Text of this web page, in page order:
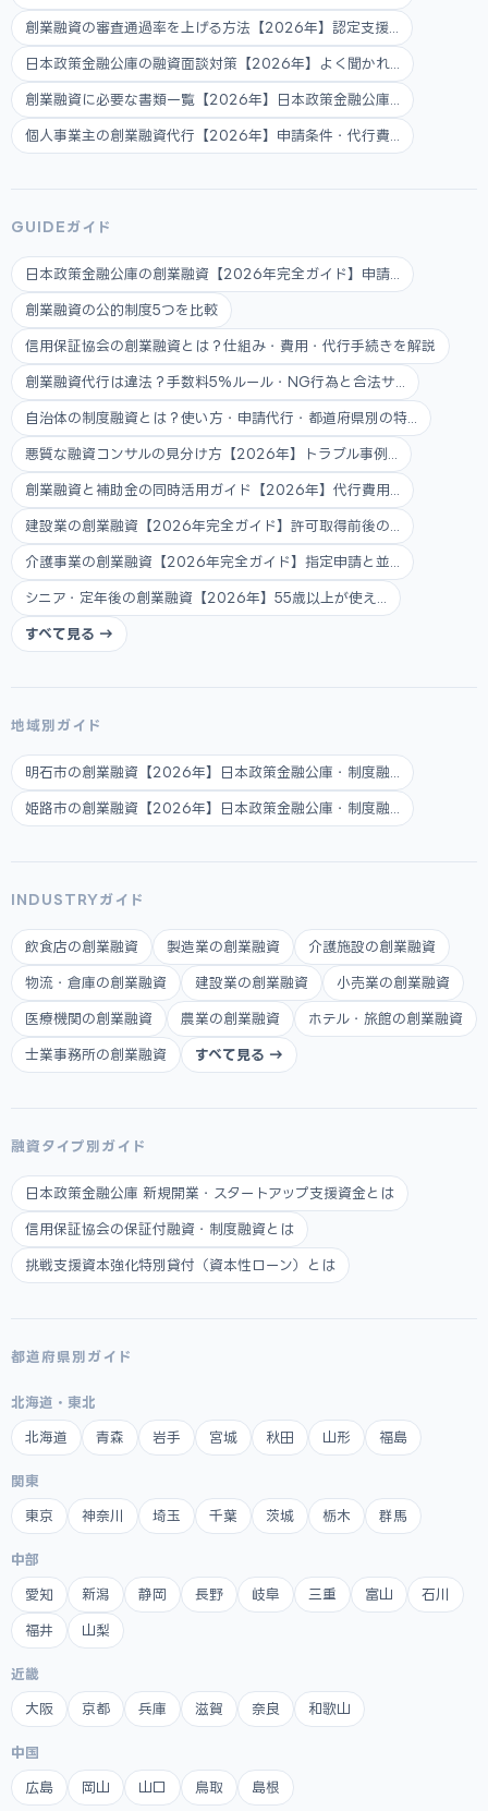
創業融資の審査通過率を上げる方法【2026年】認定支援...
日本政策金融公庫の融資面談対策【2026年】よく聞かれ...
創業融資に必要な書類一覧【2026年】日本政策金融公庫...
個人事業主の創業融資代行【2026年】申請条件・代行費...
GUIDEガイド
日本政策金融公庫の創業融資【2026年完全ガイド】申請...
創業融資の公的制度5つを比較
信用保証協会の創業融資とは？仕組み・費用・代行手続きを解説
創業融資代行は違法？手数料5%ルール・NG行為と合法サ...
自治体の制度融資とは？使い方・申請代行・都道府県別の特...
悪質な融資コンサルの見分け方【2026年】トラブル事例...
創業融資と補助金の同時活用ガイド【2026年】代行費用...
建設業の創業融資【2026年完全ガイド】許可取得前後の...
介護事業の創業融資【2026年完全ガイド】指定申請と並...
シニア・定年後の創業融資【2026年】55歳以上が使え...
すべて見る →
地域別ガイド
明石市の創業融資【2026年】日本政策金融公庫・制度融...
姫路市の創業融資【2026年】日本政策金融公庫・制度融...
INDUSTRYガイド
飲食店の創業融資 製造業の創業融資 介護施設の創業融資
物流・倉庫の創業融資 建設業の創業融資 小売業の創業融資
医療機関の創業融資 農業の創業融資 ホテル・旅館の創業融資
士業事務所の創業融資 すべて見る →
融資タイプ別ガイド
日本政策金融公庫 新規開業・スタートアップ支援資金とは
信用保証協会の保証付融資・制度融資とは
挑戦支援資本強化特別貸付（資本性ローン）とは
都道府県別ガイド
北海道・東北
北海道 青森 岩手 宮城 秋田 山形 福島
関東
東京 神奈川 埼玉 千葉 茨城 栃木 群馬
中部
愛知 新潟 静岡 長野 岐阜 三重 富山 石川
福井 山梨
近畿
大阪 京都 兵庫 滋賀 奈良 和歌山
中国
広島 岡山 山口 鳥取 島根